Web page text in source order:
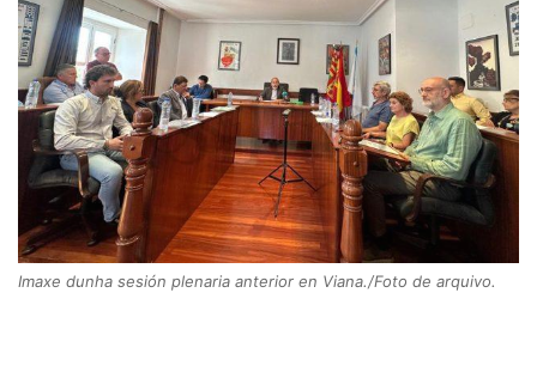
Imaxe dunha sesión plenaria anterior en Viana./Foto de arquivo.